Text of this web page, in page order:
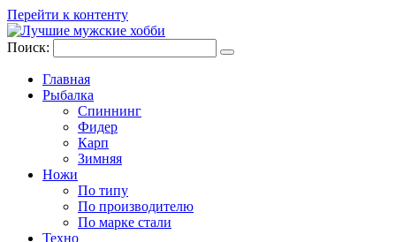
Перейти к контенту
Поиск:
Главная
Рыбалка
Спиннинг
Фидер
Карп
Зимняя
Ножи
По типу
По производителю
По марке стали
Техно